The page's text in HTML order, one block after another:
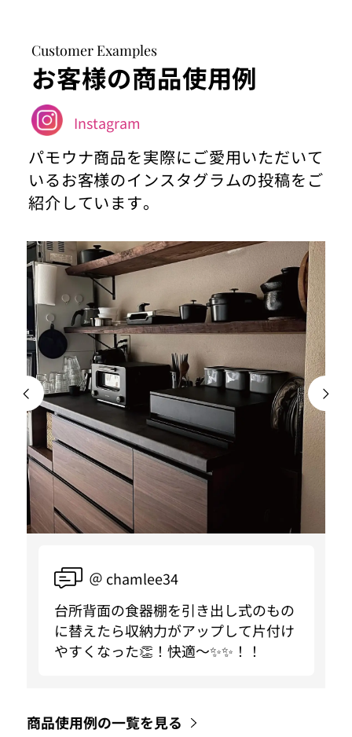
Customer Examples
お客様の商品使用例
Instagram
パモウナ商品を実際にご愛用いただいて
いるお客様のインスタグラムの投稿をご
紹介しています。
＠ chamlee34
台所背面の食器棚を引き出し式のもの
に替えたら収納力がアップして片付け
やすくなった👏！快適〜✨✨！！
商品使用例の一覧を見る